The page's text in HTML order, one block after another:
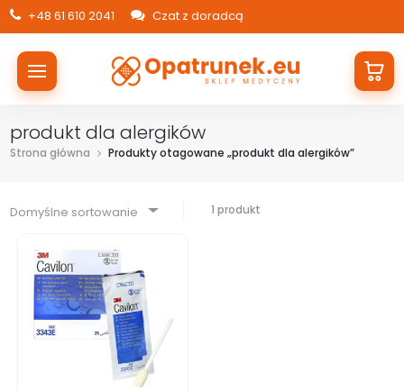
+48 61 610 2041 Czat z doradcą
produkt dla alergików
Strona główna Produkty otagowane „produkt dla alergików”
Domyślne sortowanie 1 produkt